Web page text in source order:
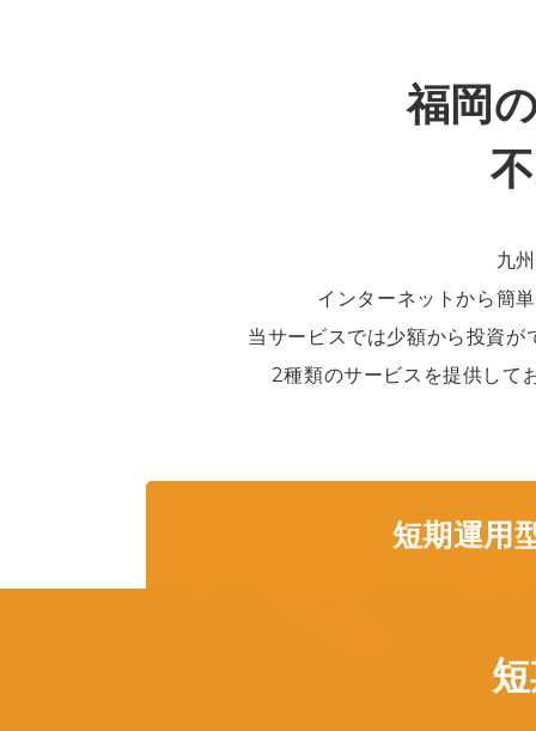
福岡
九
インターネットから簡
当サービスでは少額から投資
2種類のサービスを提供して
短期運用